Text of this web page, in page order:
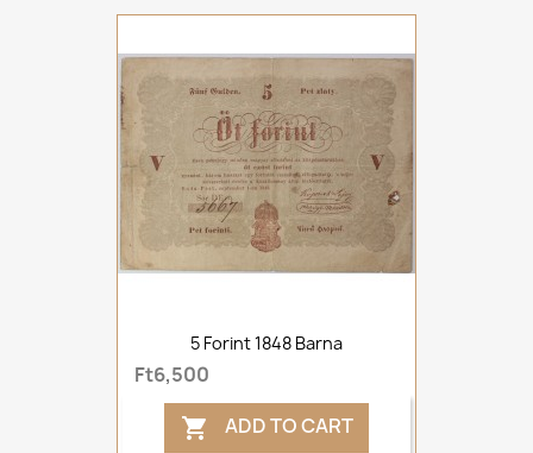
5 Forint 1848 Barna
Ft6,500
 ADD TO CART